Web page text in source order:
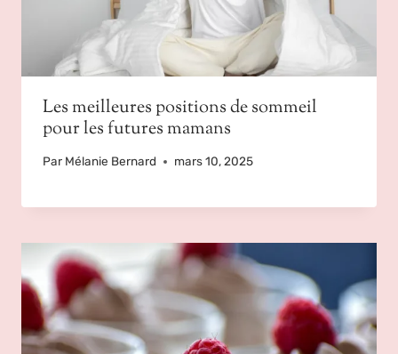
Les meilleures positions de sommeil
pour les futures mamans
Par Mélanie Bernard mars 10, 2025